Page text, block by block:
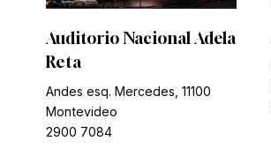
Auditorio Nacional Adela
Reta
Andes esq. Mercedes, 11100
Montevideo
2900 7084